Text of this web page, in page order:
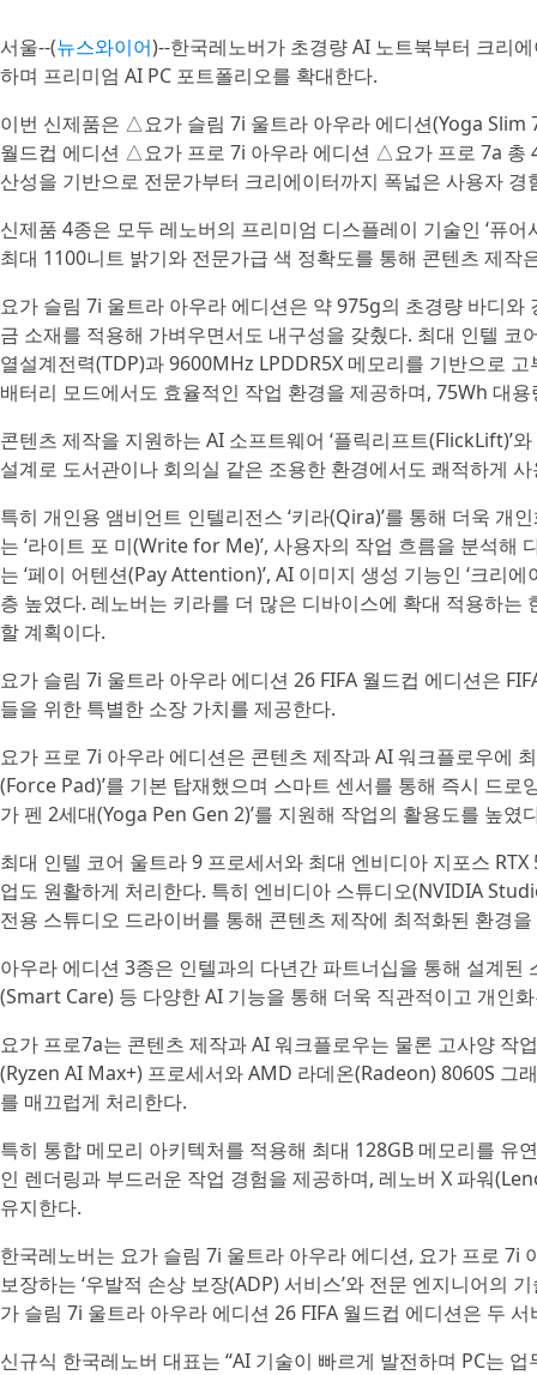
서울--(뉴스와이어)--한국레노버가 초경량 AI 노트북부터 크리
하며 프리미엄 AI PC 포트폴리오를 확대한다.
이번 신제품은 △요가 슬림 7i 울트라 아우라 에디션(Yoga
월드컵 에디션 △요가 프로 7i 아우라 에디션 △요가 프로 7a 총
산성을 기반으로 전문가부터 크리에이터까지 폭넓은 사용자 경
신제품 4종은 모두 레노버의 프리미엄 디스플레이 기술인 ‘퓨
최대 1100니트 밝기와 전문가급 색 정확도를 통해 콘텐츠 제
요가 슬림 7i 울트라 아우라 에디션은 약 975g의 초경량 바디
금 소재를 적용해 가벼우면서도 내구성을 갖췄다. 최대 인텔
열설계전력(TDP)과 9600MHz LPDDR5X 메모리를 기반으로
배터리 모드에서도 효율적인 작업 환경을 제공하며, 75Wh 대
콘텐츠 제작을 지원하는 AI 소프트웨어 ‘플릭리프트(FlickLift)’
설계로 도서관이나 회의실 같은 조용한 환경에서도 쾌적하게
특히 개인용 앰비언트 인텔리전스 ‘키라(Qira)’를 통해 더욱
는 ‘라이트 포 미(Write for Me)’, 사용자의 작업 흐름을 분석해
는 ‘페이 어텐션(Pay Attention)’, AI 이미지 생성 기능인 ‘크리
층 높였다. 레노버는 키라를 더 많은 디바이스에 확대 적용하
할 계획이다.
요가 슬림 7i 울트라 아우라 에디션 26 FIFA 월드컵 에디션은
들을 위한 특별한 소장 가치를 제공한다.
요가 프로 7i 아우라 에디션은 콘텐츠 제작과 AI 워크플로우에
(Force Pad)’를 기본 탑재했으며 스마트 센서를 통해 즉시 드
가 펜 2세대(Yoga Pen Gen 2)’를 지원해 작업의 활용도를 높였
최대 인텔 코어 울트라 9 프로세서와 최대 엔비디아 지포스
업도 원활하게 처리한다. 특히 엔비디아 스튜디오(NVIDIA
전용 스튜디오 드라이버를 통해 콘텐츠 제작에 최적화된 환경
아우라 에디션 3종은 인텔과의 다년간 파트너십을 통해 설계
(Smart Care) 등 다양한 AI 기능을 통해 더욱 직관적이고 개인
요가 프로7a는 콘텐츠 제작과 AI 워크플로우는 물론 고사양
(Ryzen AI Max+) 프로세서와 AMD 라데온(Radeon) 8060S 그
를 매끄럽게 처리한다.
특히 통합 메모리 아키텍처를 적용해 최대 128GB 메모리를 유
인 렌더링과 부드러운 작업 경험을 제공하며, 레노버 X 파워
유지한다.
한국레노버는 요가 슬림 7i 울트라 아우라 에디션, 요가 프로
보장하는 ‘우발적 손상 보장(ADP) 서비스’와 전문 엔지니어의
가 슬림 7i 울트라 아우라 에디션 26 FIFA 월드컵 에디션은 두
신규식 한국레노버 대표는 “AI 기술이 빠르게 발전하며 PC는